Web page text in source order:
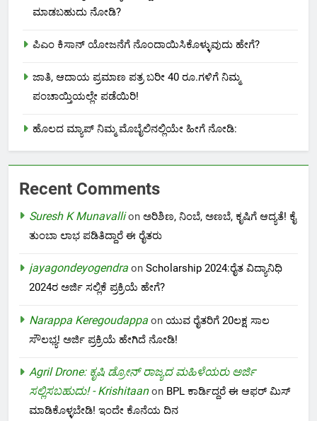
ಮಾಡಬಹುದು ನೋಡಿ?
ಪಿಎಂ ಕಿಸಾನ್ ಯೋಜನೆಗೆ ನೊಂದಾಯಿಸಿಕೊಳ್ಳುವುದು ಹೇಗೆ?
ಜಾತಿ, ಆದಾಯ ಪ್ರಮಾಣ ಪತ್ರ ಬರೀ 40 ರೂ.ಗಳಿಗೆ ನಿಮ್ಮ
ಪಂಚಾಯ್ತಿಯಲ್ಲೇ ಪಡೆಯಿರಿ!
ಹೊಲದ ಮ್ಯಾಪ್ ನಿಮ್ಮ ಮೊಬೈಲಿನಲ್ಲಿಯೇ ಹೀಗೆ ನೋಡಿ:
Recent Comments
Suresh K Munavallion ಅರಿಶಿಣ, ನಿಂಬೆ, ಅಣಬೆ, ಕೃಷಿಗೆ ಆದ್ಯತೆ! ಕೈ
ತುಂಬಾ ಲಾಭ ಪಡಿತಿದ್ದಾರೆ ಈ ರೈತರು
jayagondeyogendra on Scholarship 2024:ರೈತ ವಿದ್ಯಾನಿಧಿ
2024ರ ಅರ್ಜಿ ಸಲ್ಲಿಕೆ ಪ್ರಕ್ರಿಯೆ ಹೇಗೆ?
Narappa Keregoudappa on ಯುವ ರೈತರಿಗೆ 20ಲಕ್ಷ ಸಾಲ
ಸೌಲಭ್ಯ! ಅರ್ಜಿ ಪ್ರಕ್ರಿಯೆ ಹೇಗಿದೆ ನೋಡಿ!
Agril Drone: ಕೃಷಿ ಡ್ರೋನ್ ರಾಜ್ಯದ ಮಹಿಳೆಯರು ಅರ್ಜಿ
ಸಲ್ಲಿಸಬಹುದು! - Krishitaanon BPL ಕಾರ್ಡಿದ್ದರೆ ಈ ಆಫರ್ ಮಿಸ್
ಮಾಡಿಕೊಳ್ಳಬೇಡಿ! ಇಂದೇ ಕೊನೆಯ ದಿನ